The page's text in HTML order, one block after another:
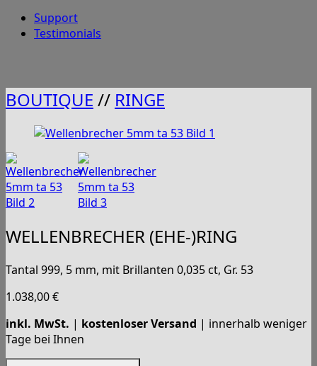
Support
Testimonials
BOUTIQUE // RINGE
WELLENBRECHER (EHE-)RING
Tantal 999, 5 mm, mit Brillanten 0,035 ct, Gr. 53
1.038,00€
inkl. MwSt. | kostenloser Versand | innerhalb weniger
Tage bei Ihnen